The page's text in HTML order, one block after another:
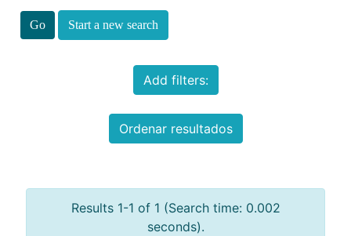
Start a new search
Add filters:
Ordenar resultados
Results 1-1 of 1 (Search time: 0.002
seconds).